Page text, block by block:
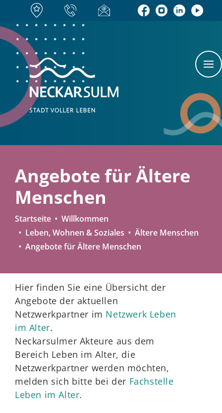
Angebote für Ältere
Menschen
Startseite
Willkommen
Leben, Wohnen & Soziales
Ältere Menschen
Angebote für Ältere Menschen
Hier finden Sie eine Übersicht der
Angebote der aktuellen
Netzwerkpartner im Netzwerk Leben
im Alter.
Neckarsulmer Akteure aus dem
Bereich Leben im Alter, die
Netzwerkpartner werden möchten,
melden sich bitte bei der Fachstelle
Leben im Alter.